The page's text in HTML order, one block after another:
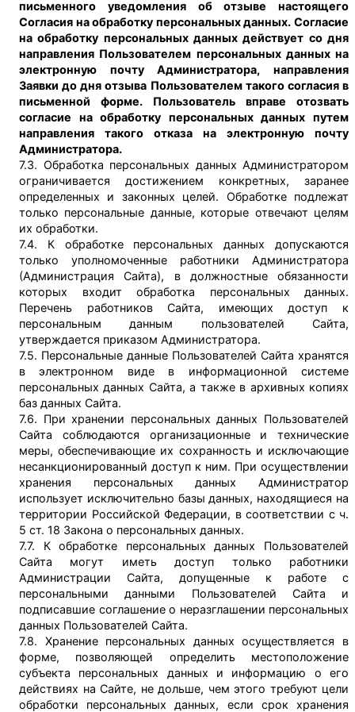
письменного уведомления об отзыве настоящего
Согласия на обработку персональных данных. Согласие
на обработку персональных данных действует со дня
направления Пользователем персональных данных на
электронную почту Администратора, направления
Заявки до дня отзыва Пользователем такого согласия в
письменной форме. Пользователь вправе отозвать
согласие на обработку персональных данных путем
направления такого отказа на электронную почту
Администратора.
7.3. Обработка персональных данных Администратором
ограничивается достижением конкретных, заранее
определенных и законных целей. Обработке подлежат
только персональные данные, которые отвечают целям
их обработки.
7.4. К обработке персональных данных допускаются
только уполномоченные работники Администратора
(Администрация Сайта), в должностные обязанности
которых входит обработка персональных данных.
Перечень работников Сайта, имеющих доступ к
персональным данным пользователей Сайта,
утверждается приказом Администратора.
7.5. Персональные данные Пользователей Сайта хранятся
в электронном виде в информационной системе
персональных данных Сайта, а также в архивных копиях
баз данных Сайта.
7.6. При хранении персональных данных Пользователей
Сайта соблюдаются организационные и технические
меры, обеспечивающие их сохранность и исключающие
несанкционированный доступ к ним. При осуществлении
хранения персональных данных Администратор
использует исключительно базы данных, находящиеся на
территории Российской Федерации, в соответствии с ч.
5 ст. 18 Закона о персональных данных.
7.7. К обработке персональных данных Пользователей
Сайта могут иметь доступ только работники
Администрации Сайта, допущенные к работе с
персональными данными Пользователей Сайта и
подписавшие соглашение о неразглашении персональных
данных Пользователей Сайта.
7.8. Хранение персональных данных осуществляется в
форме, позволяющей определить местоположение
субъекта персональных данных и информацию о его
действиях на Сайте, не дольше, чем этого требуют цели
обработки персональных данных, если срок хранения